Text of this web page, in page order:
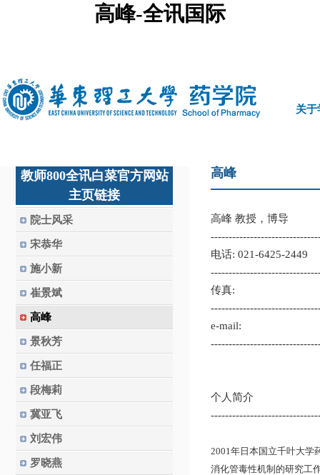
高峰-全讯国际
关于
教师800全讯白菜官方网站
主页链接
院士风采
宋恭华
施小新
崔景斌
高峰
景秋芳
任福正
段梅莉
冀亚飞
刘宏伟
罗晓燕
高峰
高峰 教授，博导
电话: 021-6425-2449
传真:
e-mail:
个人简介
2001年日本国立千叶大学
消化管毒性机制的研究工